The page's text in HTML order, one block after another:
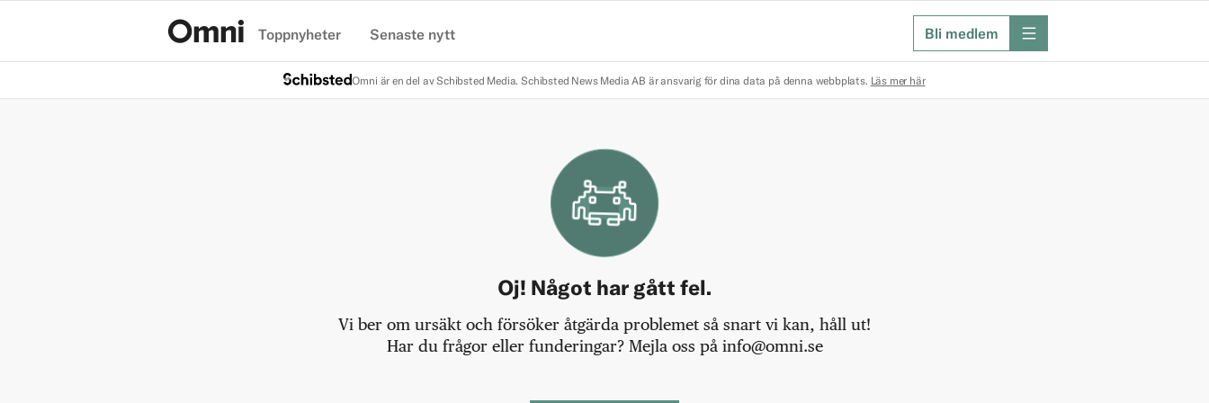
Toppnyheter Senaste nytt Bli medlem meny
Omni är en del av Schibsted Media. Schibsted News Media AB är ansvarig för dina data på denna webbplats. Läs mer här
Oj! Något har gått fel.
Vi ber om ursäkt och försöker åtgärda problemet så snart vi kan, håll ut!
Har du frågor eller funderingar? Mejla oss på info@omni.se